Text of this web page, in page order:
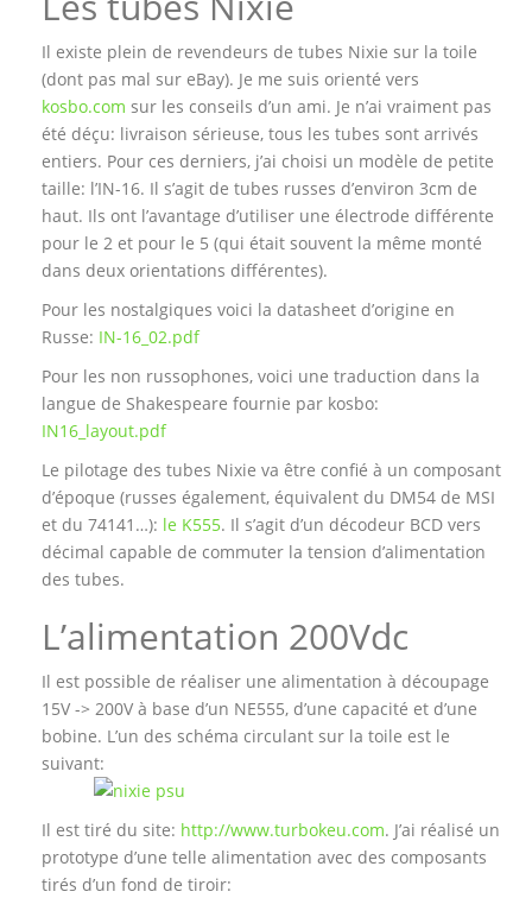
Il existe plein de revendeurs de tubes Nixie sur la toile
(dont pas mal sur eBay). Je me suis orienté vers
kosbo.com sur les conseils d’un ami. Je n’ai vraiment pas
été déçu: livraison sérieuse, tous les tubes sont arrivés
entiers. Pour ces derniers, j’ai choisi un modèle de petite
taille: l’IN-16. Il s’agit de tubes russes d’environ 3cm de
haut. Ils ont l’avantage d’utiliser une électrode différente
pour le 2 et pour le 5 (qui était souvent la même monté
dans deux orientations différentes).
Pour les nostalgiques voici la datasheet d’origine en
Russe: IN-16_02.pdf
Pour les non russophones, voici une traduction dans la
langue de Shakespeare fournie par kosbo:
IN16_layout.pdf
Le pilotage des tubes Nixie va être confié à un composant
d’époque (russes également, équivalent du DM54 de MSI
et du 74141…): le K555. Il s’agit d’un décodeur BCD vers
décimal capable de commuter la tension d’alimentation
des tubes.
L’alimentation 200Vdc
Il est possible de réaliser une alimentation à découpage
15V -> 200V à base d’un NE555, d’une capacité et d’une
bobine. L’un des schéma circulant sur la toile est le
suivant:
Il est tiré du site: http://www.turbokeu.com. J’ai réalisé un
prototype d’une telle alimentation avec des composants
tirés d’un fond de tiroir: